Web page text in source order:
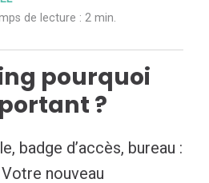
de lecture : 2 min.
pourquoi
?
badge d’accès, bureau :
nouveau